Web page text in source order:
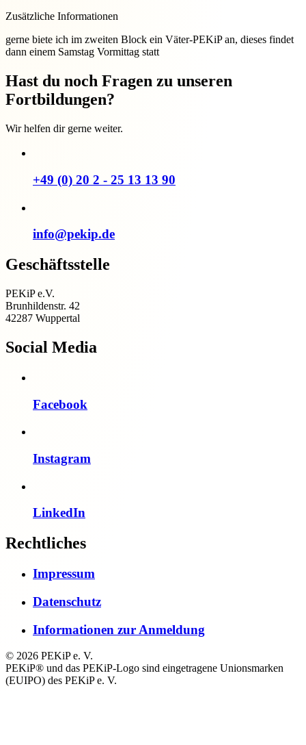
Zusätzliche Informationen
gerne biete ich im zweiten Block ein Väter-PEKiP an, dieses findet
dann einem Samstag Vormittag statt
Hast du noch Fragen zu unseren
Fortbildungen?
Wir helfen dir gerne weiter.
+49 (0) 20 2 - 25 13 13 90
info@pekip.de
Geschäftsstelle
PEKiP e.V.
Brunhildenstr. 42
42287 Wuppertal
Social Media
Facebook
Instagram
LinkedIn
Rechtliches
Impressum
Datenschutz
Informationen zur Anmeldung
© 2026 PEKiP e. V.
PEKiP® und das PEKiP-Logo sind eingetragene Unionsmarken
(EUIPO) des PEKiP e. V.